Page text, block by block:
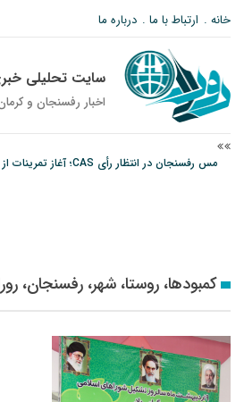
خانه ارتباط با ما درباره ما
سایت تحلیلی
اخبار رفسنجان و
مس رفسنجان در انتظار رأی CAS؛ آغاز تمرینات از هفته آینده
کمبودها، روستا، شهر، رفسنجان،